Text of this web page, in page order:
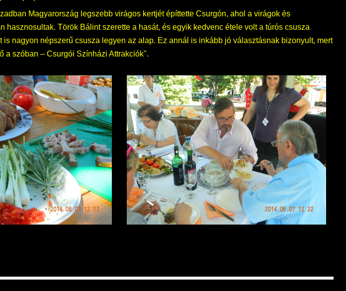
Magyarország legszebb virágos kertjét építtette Csurgón, ahol a virágok és
Török Bálint szerette a hasát, és egyik kedvenc étele volt a túrós csusza
nagyon népszerű csusza legyen az alap. Ez annál is inkább jó választásnak bizonyult, mert
a szóban – Csurgói Színházi Attrakciók".